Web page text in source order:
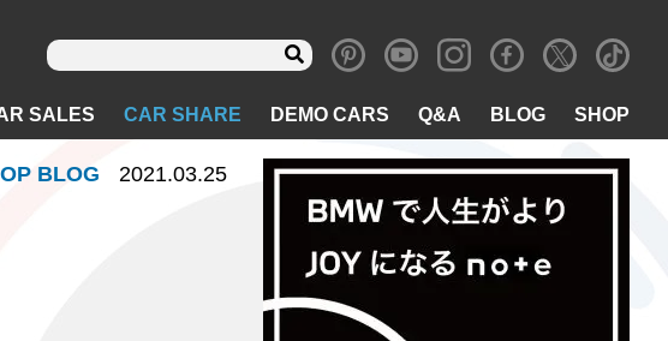
SALES CAR SHARE DEMO CARS Q&A BLOG SHOP
BLOG 2021.03.25